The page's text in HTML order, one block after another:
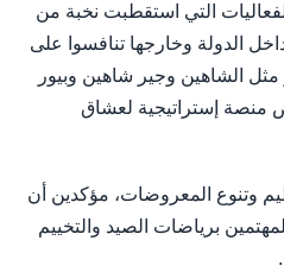
التي استقطبت نخبة من
الدولة وخارجها تنافسوا على
مثل الشاهين وجير شاهين وبيور
منصة إستراتيجية لعشاق
وتنوع المعروضات، مؤكدين أن
برياضات الصيد والتخييم